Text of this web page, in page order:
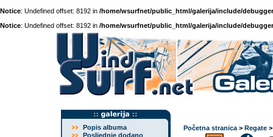
Notice: Undefined offset: 8192 in /home/wsurfnet/public_html/galerija/include/
Notice: Undefined offset: 8192 in /home/wsurfnet/public_html/galerija/include/
Popis albuma
Posljednje dodano
Početna stranica > Regate